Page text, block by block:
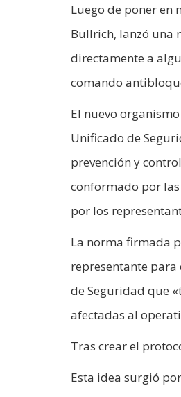
Luego de poner en
Bullrich, lanzó una
directamente a
comando
El nuevo
Unificado de
prevención y
conformado por
por los
La norma firmada
representante
de Seguridad que
afectadas al
Tras crear el
Esta idea surgió